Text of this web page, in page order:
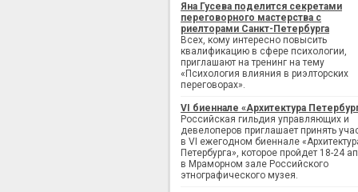
Яна Гусева поделится секретами
переговорного мастерства с
риелторами Санкт-Петербурга
Всех, кому интересно повысить
квалификацию в сфере психологии,
приглашают на тренинг на тему
«Психология влияния в риэлторских
переговорах».
VI биеннале «Архитектура
Российская гильдия управляющих и
девелоперов приглашает принять
в VI ежегодном биеннале
Петербурга», которое пройдет 18-24
в Мраморном зале Российского
этнографического музея.